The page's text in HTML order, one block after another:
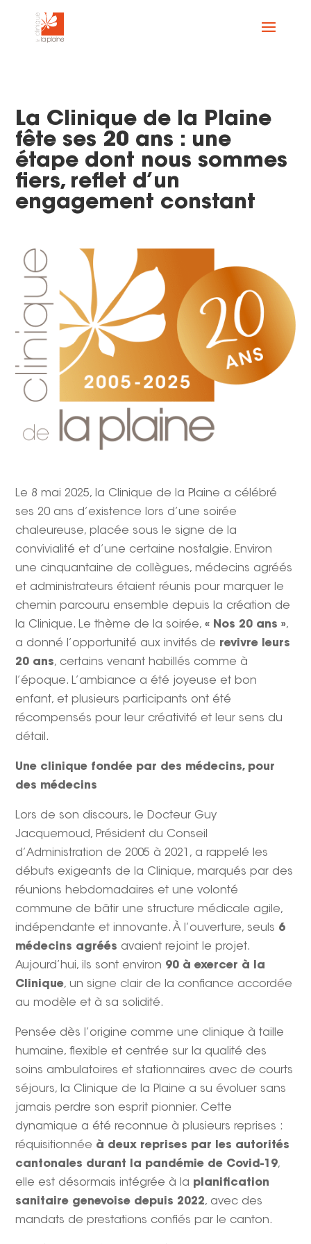
La Clinique de la Plaine
fête ses 20 ans : une
étape dont nous sommes
fiers, reflet d’un
engagement constant
Le 8 mai 2025, la Clinique de la Plaine a célébré
ses 20 ans d’existence lors d’une soirée
chaleureuse, placée sous le signe de la
convivialité et d’une certaine nostalgie. Environ
une cinquantaine de collègues, médecins agréés
et administrateurs étaient réunis pour marquer le
chemin parcouru ensemble depuis la création de
la Clinique. Le thème de la soirée,« Nos 20 ans »,
a donné l’opportunité aux invités de revivre leurs
20 ans, certains venant habillés comme à
l’époque. L’ambiance a été joyeuse et bon
enfant, et plusieurs participants ont été
récompensés pour leur créativité et leur sens du
détail.
Une clinique fondée par des médecins, pour
des médecins
Lors de son discours, le Docteur Guy
Jacquemoud, Président du Conseil
d’Administration de 2005 à 2021, a rappelé les
débuts exigeants de la Clinique, marqués par des
réunions hebdomadaires et une volonté
commune de bâtir une structure médicale agile,
indépendante et innovante. À l’ouverture, seuls 6
médecins agréés avaient rejoint le projet.
Aujourd’hui, ils sont environ 90 à exercer à la
Clinique, un signe clair de la confiance accordée
au modèle et à sa solidité.
Pensée dès l’origine comme une clinique à taille
humaine, flexible et centrée sur la qualité des
soins ambulatoires et stationnaires avec de courts
séjours, la Clinique de la Plaine a su évoluer sans
jamais perdre son esprit pionnier. Cette
dynamique a été reconnue à plusieurs reprises :
réquisitionnée à deux reprises par les autorités
cantonales durant la pandémie de Covid-19,
elle est désormais intégrée à la planification
sanitaire genevoise depuis 2022, avec des
mandats de prestations confiés par le canton.